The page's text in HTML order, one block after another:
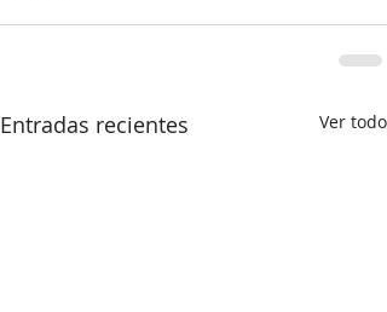
Entradas recientes Ver todo